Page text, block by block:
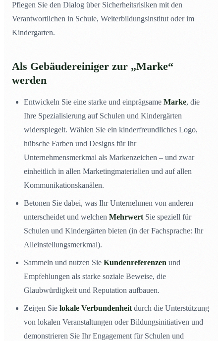
Pflegen Sie den Dialog über Sicherheitsrisiken mit den
Verantwortlichen in Schule, Weiterbildungsinstitut oder im
Kindergarten.
Als Gebäudereiniger zur „Marke“
werden
Entwickeln Sie eine starke und einprägsame Marke, die
Ihre Spezialisierung auf Schulen und Kindergärten
widerspiegelt. Wählen Sie ein kinderfreundliches Logo,
hübsche Farben und Designs für Ihr
Unternehmensmerkmal als Markenzeichen – und zwar
einheitlich in allen Marketingmaterialien und auf allen
Kommunikationskanälen.
Betonen Sie dabei, was Ihr Unternehmen von anderen
unterscheidet und welchen Mehrwert Sie speziell für
Schulen und Kindergärten bieten (in der Fachsprache: Ihr
Alleinstellungsmerkmal).
Sammeln und nutzen Sie Kundenreferenzen und
Empfehlungen als starke soziale Beweise, die
Glaubwürdigkeit und Reputation aufbauen.
Zeigen Sie lokale Verbundenheit durch die Unterstützung
von lokalen Veranstaltungen oder Bildungsinitiativen und
demonstrieren Sie Ihr Engagement für Schulen und